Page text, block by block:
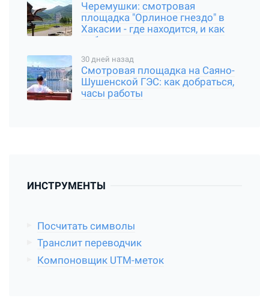
Черемушки: смотровая
площадка "Орлиное гнездо" в
Хакасии - где находится, и как
добраться
30 дней назад
Смотровая площадка на Саяно-
Шушенской ГЭС: как добраться,
часы работы
ИНСТРУМЕНТЫ
Посчитать символы
Транслит переводчик
Компоновщик UTM-меток